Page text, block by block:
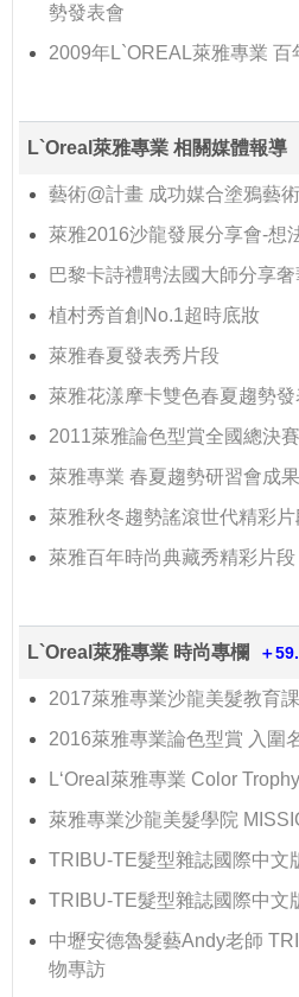
勢發表會
2009年L`OREAL萊雅專業 百
L`Oreal萊雅專業 相關媒體報導
藝術@計畫 成功媒合塗鴉藝
萊雅2016沙龍發展分享會-想
巴黎卡詩禮聘法國大師分享
植村秀首創No.1超時底妝
萊雅春夏發表秀片段
萊雅花漾摩卡雙色春夏趨勢
2011萊雅論色型賞全國總決
萊雅專業 春夏趨勢研習會成
萊雅秋冬趨勢謠滾世代精彩片
萊雅百年時尚典藏秀精彩片段
L`Oreal萊雅專業 時尚專欄 ＋
2017萊雅專業沙龍美髮教育
2016萊雅專業論色型賞 入圍
L‘Oreal萊雅專業 Color
萊雅專業沙龍美髮學院
TRIBU-TE髮型雜誌國際中文
TRIBU-TE髮型雜誌國際中文
中壢安德魯髮藝Andy老師
物專訪